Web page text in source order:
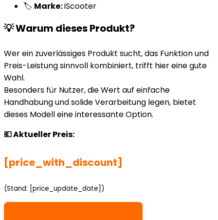
🏷️ Marke:iScooter
💡 Warum dieses Produkt?
Wer ein zuverlässiges Produkt sucht, das Funktion und
Preis-Leistung sinnvoll kombiniert, trifft hier eine gute
Wahl.
Besonders für Nutzer, die Wert auf einfache
Handhabung und solide Verarbeitung legen, bietet
dieses Modell eine interessante Option.
💶 Aktueller Preis:
[price_with_discount]
(Stand: [price_update_date])